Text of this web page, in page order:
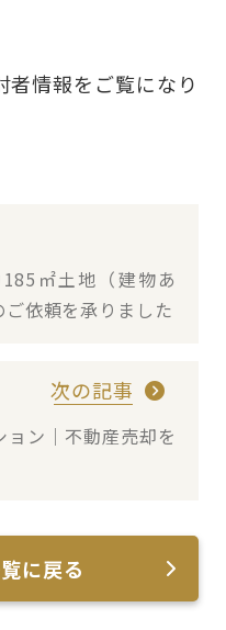
者情報をご覧になり
㎡土地（建物あ
依頼を承りました
次の記事
ン｜不動産売却を
に戻る